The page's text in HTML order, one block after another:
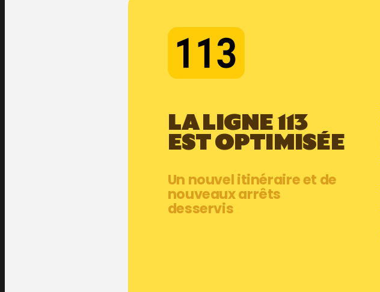
LA LIGNE 113
EST OPTIMISÉE
Un nouvel itinéraire et de
nouveaux arrêts
desservis